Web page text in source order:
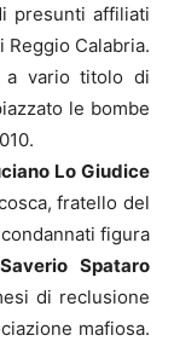
presunti affiliati
Reggio Calabria.
a vario titolo di
le bombe
Lo Giudice
fratello del
figura
Spataro
di reclusione
mafiosa.